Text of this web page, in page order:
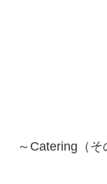
～Catering（そ